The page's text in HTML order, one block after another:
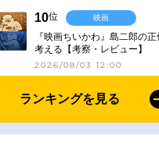
10位
『映画ちいかわ』島二郎の正
考える【考察・レビュー】
2026/08/03 12:00
映画
ランキングを見る